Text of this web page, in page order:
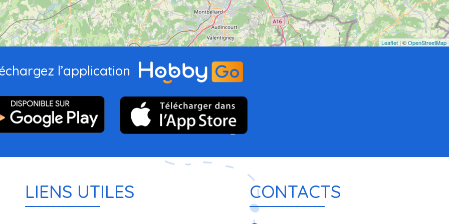
Leaflet | ©OpenStreetMap
l’application
LIENS UTILES CONTACTS